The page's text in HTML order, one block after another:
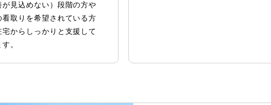
が見込めない）段階の方や
看取りを希望されている方
宅からしっかりと支援して
。